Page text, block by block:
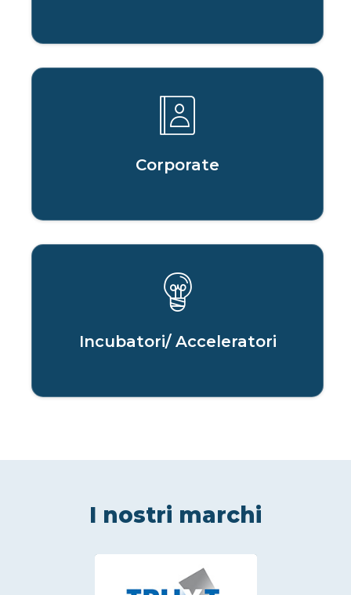
Corporate
Incubatori/ Acceleratori
I nostri marchi